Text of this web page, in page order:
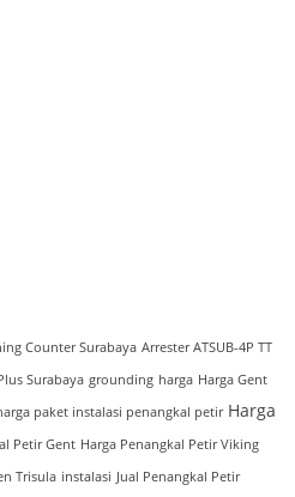
Counter Surabaya Arrester ATSUB-4P TT
Surabaya grounding harga Harga Gent
paket instalasi penangkal petir Harga
Petir Gent Harga Penangkal Petir Viking
Trisula instalasi Jual Penangkal Petir